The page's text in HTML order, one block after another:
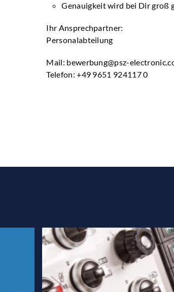
Genauigkeit wird bei Dir groß
Ihr Ansprechpartner:
Personalabteilung
Mail: bewerbung@psz-
Telefon: +49 9651 924117 0